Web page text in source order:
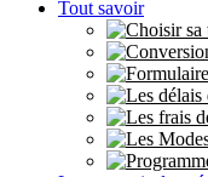
Tout savoir